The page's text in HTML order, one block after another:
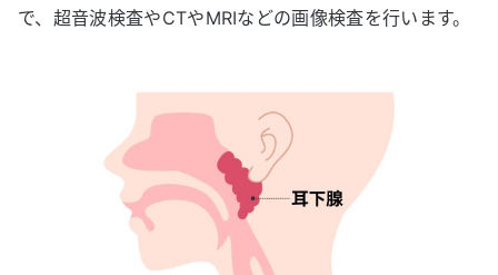
で、超音波検査やCTやMRIなどの画像検査を行います。